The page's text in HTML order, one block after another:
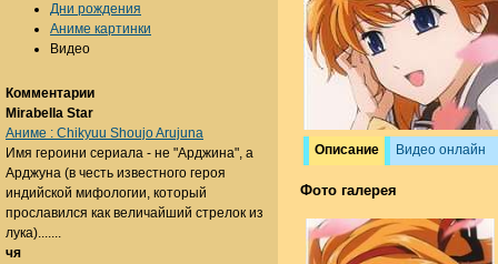
Описание Видео онлайн
Фото галерея
Дни рождения
Аниме картинки
Видео
Комментарии
Mirabella Star
Аниме : Chikyuu Shoujo Arujuna
Имя героини сериала - не "Арджина", а
Арджуна (в честь известного героя
индийской мифологии, который
прославился как величайший стрелок из
лука).......
чя